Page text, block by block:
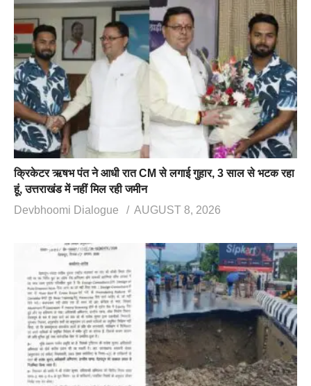
क्रिकेटर ऋषभ पंत ने आधी रात CM से लगाई गुहार, 3 साल से भटक रहा
हूं, उत्तराखंड में नहीं मिल रही जमीन
Devbhoomi Dialogue
AUGUST 8, 2026